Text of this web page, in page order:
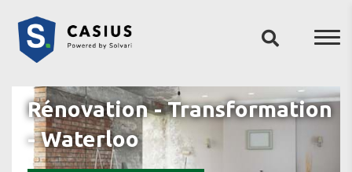
Rénovation - Transformation
- Waterloo